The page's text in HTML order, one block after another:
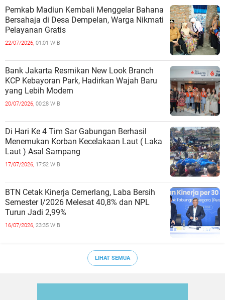
Pemkab Madiun Kembali Menggelar Bahana
Bersahaja di Desa Dempelan, Warga Nikmati
Pelayanan Gratis
22/07/2026, 01:01 WIB
Bank Jakarta Resmikan New Look Branch
KCP Kebayoran Park, Hadirkan Wajah Baru
yang Lebih Modern
20/07/2026, 00:28 WIB
Di Hari Ke 4 Tim Sar Gabungan Berhasil
Menemukan Korban Kecelakaan Laut ( Laka
Laut ) Asal Sampang
17/07/2026, 17:52 WIB
BTN Cetak Kinerja Cemerlang, Laba Bersih
Semester I/2026 Melesat 40,8% dan NPL
Turun Jadi 2,99%
16/07/2026, 23:35 WIB
LIHAT SEMUA